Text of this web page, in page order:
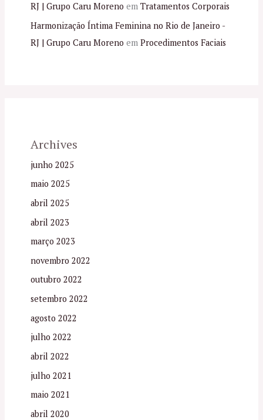
RJ | Grupo Caru Moreno em Tratamentos Corporais
Harmonização Íntima Feminina no Rio de Janeiro -
RJ | Grupo Caru Moreno em Procedimentos Faciais
Archives
junho 2025
maio 2025
abril 2025
abril 2023
março 2023
novembro 2022
outubro 2022
setembro 2022
agosto 2022
julho 2022
abril 2022
julho 2021
maio 2021
abril 2020